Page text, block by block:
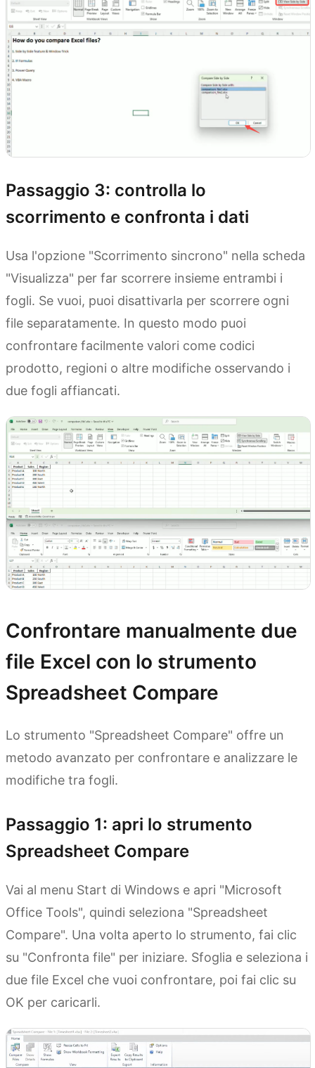
Passaggio 3: controlla lo
scorrimento e confronta i dati
Usa l'opzione "Scorrimento sincrono" nella scheda
"Visualizza" per far scorrere insieme entrambi i
fogli. Se vuoi, puoi disattivarla per scorrere ogni
file separatamente. In questo modo puoi
confrontare facilmente valori come codici
prodotto, regioni o altre modifiche osservando i
due fogli affiancati.
Confrontare manualmente due
file Excel con lo strumento
Spreadsheet Compare
Lo strumento "Spreadsheet Compare" offre un
metodo avanzato per confrontare e analizzare le
modifiche tra fogli.
Passaggio 1: apri lo strumento
Spreadsheet Compare
Vai al menu Start di Windows e apri "Microsoft
Office Tools", quindi seleziona "Spreadsheet
Compare". Una volta aperto lo strumento, fai clic
su "Confronta file" per iniziare. Sfoglia e seleziona i
due file Excel che vuoi confrontare, poi fai clic su
OK per caricarli.